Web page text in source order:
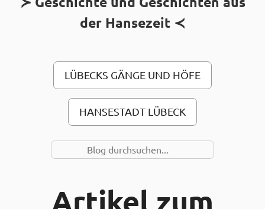
der Hansezeit
LÜBECKS GÄNGE UND HÖFE
HANSESTADT LÜBECK
SUCHE NACH…